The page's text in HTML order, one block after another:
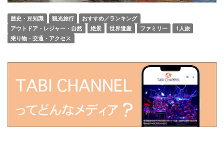
歴史・豆知識 観光旅行
おすすめ／ランキング
アウトドア・レジャー・自然
絶景 世界遺産 ファミリー
1人旅
乗り物・交通・アクセス